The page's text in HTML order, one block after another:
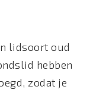
lidsoort oud
hebben
zodat je